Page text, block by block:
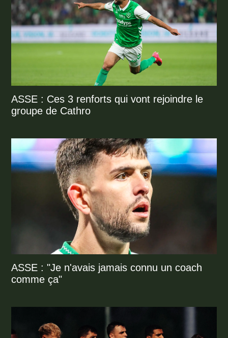
ASSE : Ces 3 renforts qui vont rejoindre le
groupe de Cathro
ASSE : "Je n'avais jamais connu un coach
comme ça"